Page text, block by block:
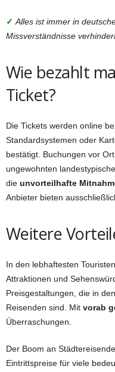
✓ Alles ist immer in
Missverständnisse
Wie bezahlt
Ticket?
Die Tickets werden online
Standardsystemen oder
bestätigt. Buchungen vor
ungewohnten
die unvorteilhafte
Anbieter bieten
Weitere
In den lebhaftesten
Attraktionen und
Preisgestaltungen, die in
Reisenden sind. Mit vorab
Überraschungen.
Der Boom an
Eintrittspreise für viele